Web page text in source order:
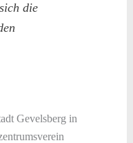
die
Gevelsberg in